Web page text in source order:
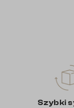
Szybki